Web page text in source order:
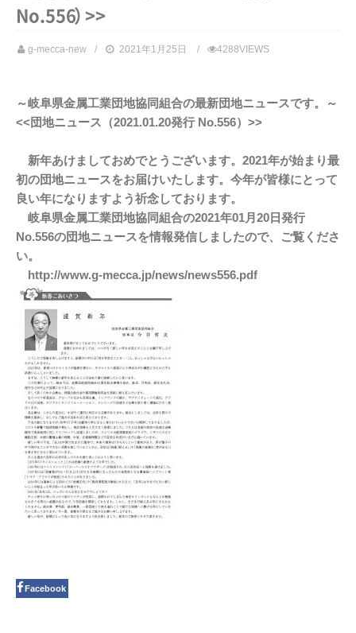
No.556） >>
g-mecca-new 2021年1月25日 4288VIEWS
～岐阜県金属工業団地協同組合の最新団地ニュースです。～
<<団地ニュース（2021.01.20発行 No.556）>>
新年あけましておめでとうございます。2021年が始まり最
初の団地ニュースをお届けいたします。今年が皆様にとって
良い年になりますよう祈念しております。
岐阜県金属工業団地協同組合の2021年01月20日発行
No.556の団地ニュースを情報発信しましたので、ご覧くださ
い。
http://www.g-mecca.jp/news/news556.pdf
Facebook